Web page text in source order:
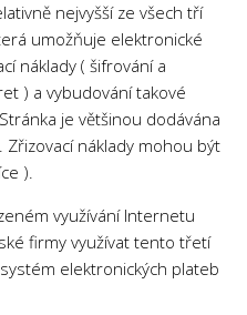
nejvyšší ze všech tří
umožňuje elektronické
náklady ( šifrování a
) a vybudování takové
je většinou dodávána
náklady mohou být
).
využívání Internetu
firmy využívat tento třetí
elektronických plateb